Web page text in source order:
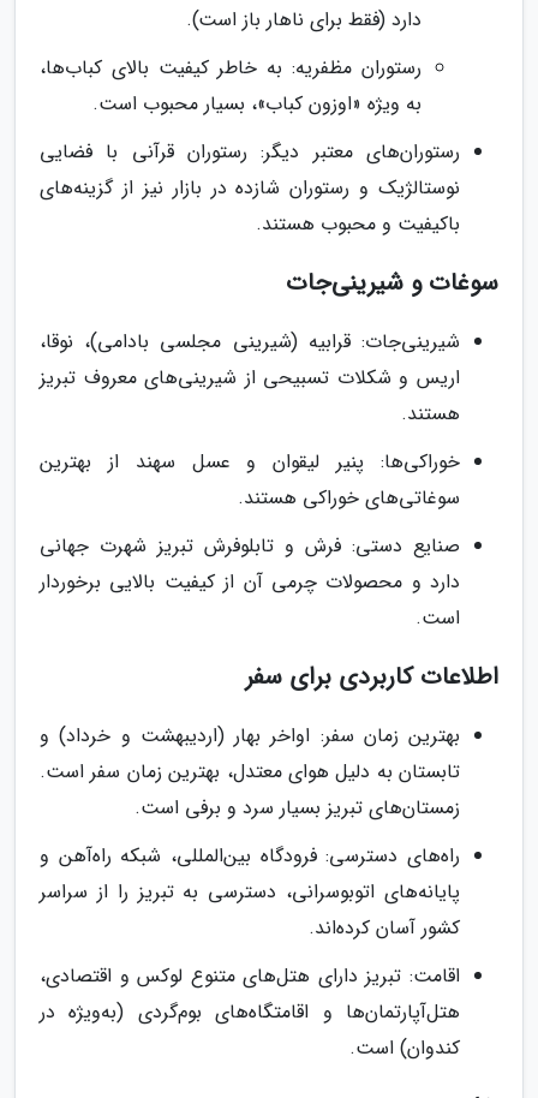
دارد (فقط برای ناهار باز است).
رستوران مظفریه: به خاطر کیفیت بالای کباب‌ها،
به ویژه «اوزون کباب»، بسیار محبوب است.
رستوران‌های معتبر دیگر: رستوران قرآنی با فضایی
نوستالژیک و رستوران شازده در بازار نیز از گزینه‌های
باکیفیت و محبوب هستند.
سوغات و شیرینی‌جات
شیرینی‌جات: قرابیه (شیرینی مجلسی بادامی)، نوقا،
اریس و شکلات تسبیحی از شیرینی‌های معروف تبریز
هستند.
خوراکی‌ها: پنیر لیقوان و عسل سهند از بهترین
سوغاتی‌های خوراکی هستند.
صنایع دستی: فرش و تابلوفرش تبریز شهرت جهانی
دارد و محصولات چرمی آن از کیفیت بالایی برخوردار
است.
اطلاعات کاربردی برای سفر
بهترین زمان سفر: اواخر بهار (اردیبهشت و خرداد) و
تابستان به دلیل هوای معتدل، بهترین زمان سفر است.
زمستان‌های تبریز بسیار سرد و برفی است.
راه‌های دسترسی: فرودگاه بین‌المللی، شبکه راه‌آهن و
پایانه‌های اتوبوسرانی، دسترسی به تبریز را از سراسر
کشور آسان کرده‌اند.
اقامت: تبریز دارای هتل‌های متنوع لوکس و اقتصادی،
هتل‌آپارتمان‌ها و اقامتگاه‌های بوم‌گردی (به‌ویژه در
کندوان) است.